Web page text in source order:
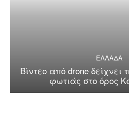
ΕΛΛΑΔΑ
Βίντεο από drone δείχνει
φωτιάς στο όρος